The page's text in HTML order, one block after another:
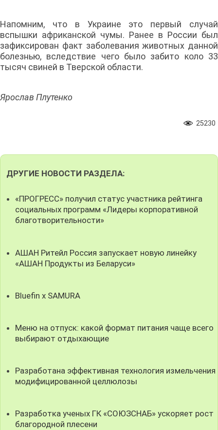
Напомним, что в Украине это первый случай
вспышки африканской чумы. Ранее в России был
зафиксирован факт заболевания животных данной
болезнью, вследствие чего было забито коло 33
тысяч свиней в Тверской области.
Ярослав Плутенко
25230
ДРУГИЕ НОВОСТИ РАЗДЕЛА:
«ПРОГРЕСС» получил статус участника рейтинга
социальных программ «Лидеры корпоративной
благотворительности»
АШАН Ритейл Россия запускает новую линейку
«АШАН Продукты из Беларуси»
Bluefin x SAMURA
Меню на отпуск: какой формат питания чаще всего
выбирают отдыхающие
Разработана эффективная технология измельчения
модифицированной целлюлозы
Разработка ученых ГК «СОЮЗСНАБ» ускоряет рост
благородной плесени